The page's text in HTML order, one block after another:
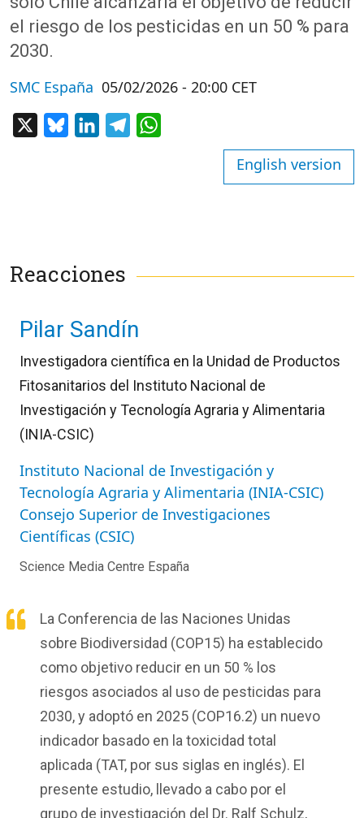
el riesgo de los pesticidas en un 50 % para
2030.
SMC España 05/02/2026 - 20:00 CET
BlueskyLinkedInTelegram
English version
Reacciones
Pilar Sandín
Investigadora científica en la Unidad de Productos
Fitosanitarios del Instituto Nacional de
Investigación y Tecnología Agraria y Alimentaria
(INIA-CSIC)
Instituto Nacional de Investigación y
Tecnología Agraria y Alimentaria (INIA-CSIC)
Consejo Superior de Investigaciones
Científicas (CSIC)
Science Media Centre España
La Conferencia de las Naciones Unidas
sobre Biodiversidad (COP15) ha establecido
como objetivo reducir en un 50 % los
riesgos asociados al uso de pesticidas para
2030, y adoptó en 2025 (COP16.2) un nuevo
indicador basado en la toxicidad total
aplicada (TAT, por sus siglas en inglés). El
presente estudio, llevado a cabo por el
grupo de investigación del Dr. Ralf Schulz,